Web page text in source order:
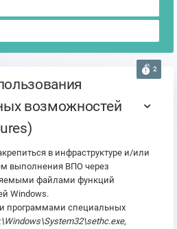
2
возможностей
в инфраструктуре и/или
выполнения ВПО через
файлами функций
Windows.
программами специальных
,